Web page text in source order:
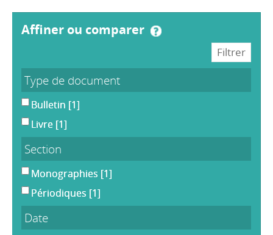
affiner ou comparer
Type de document
Bulletin [1]
Livre [1]
Section
Monographies [1]
Périodiques [1]
Date